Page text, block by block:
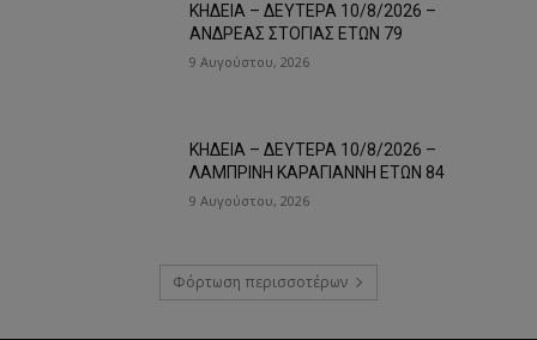
ΚΗΔΕΙΑ – ΔΕΥΤΕΡΑ 10/8/2026 –
ΑΝΔΡΕΑΣ ΣΤΟΓΙΑΣ ΕΤΩΝ 79
9 Αυγούστου, 2026
ΚΗΔΕΙΑ – ΔΕΥΤΕΡΑ 10/8/2026 –
ΛΑΜΠΡΙΝΗ ΚΑΡΑΓΙΑΝΝΗ ΕΤΩΝ 84
9 Αυγούστου, 2026
Φόρτωση περισσοτέρων